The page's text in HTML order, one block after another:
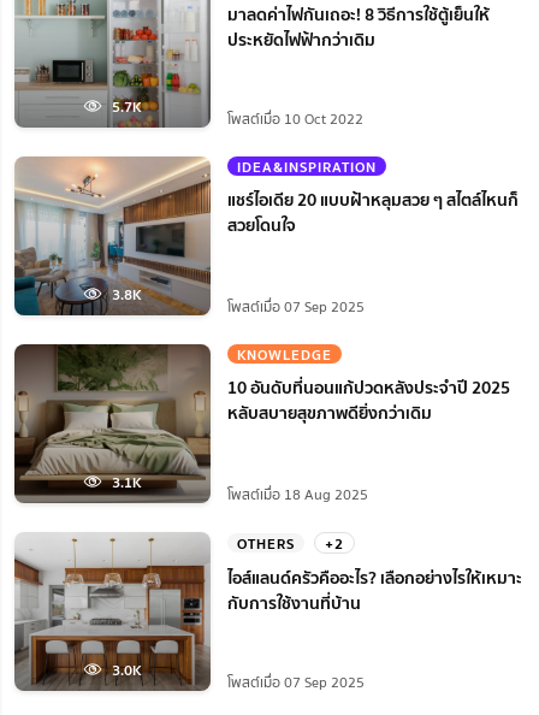
5.7K
มาลดค่าไฟกันเถอะ! 8 วิธีการใช้ตู้เย็นให้
ประหยัดไฟฟ้ากว่าเดิม
โพสต์เมื่อ 10 Oct 2022
3.8K
IDEA&INSPIRATION
แชร์ไอเดีย 20 แบบฝ้าหลุมสวย ๆ สไตล์ไหนก็
สวยโดนใจ
โพสต์เมื่อ 07 Sep 2025
3.1K
KNOWLEDGE
10 อันดับที่นอนแก้ปวดหลังประจำปี 2025
หลับสบายสุขภาพดียิ่งกว่าเดิม
โพสต์เมื่อ 18 Aug 2025
3.0K
OTHERS +2
ไอส์แลนด์ครัวคืออะไร? เลือกอย่างไรให้เหมาะ
กับการใช้งานที่บ้าน
โพสต์เมื่อ 07 Sep 2025